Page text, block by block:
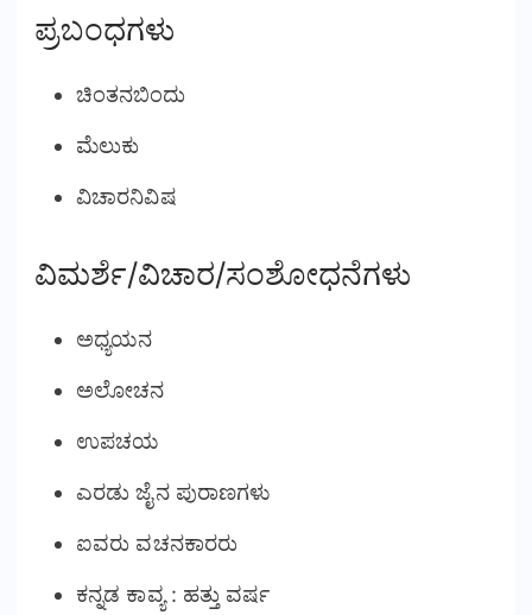
ಪ್ರಬಂಧಗಳು
ಚಿಂತನಬಿಂದು
ಮೆಲುಕು
ವಿಚಾರನಿವಿಷ
ವಿಮರ್ಶೆ/ವಿಚಾರ/ಸಂಶೋಧನೆಗಳು
ಅಧ್ಯಯನ
ಅಲೋಚನ
ಉಪಚಯ
ಎರಡು ಜೈನ ಪುರಾಣಗಳು
ಐವರು ವಚನಕಾರರು
ಕನ್ನಡ ಕಾವ್ಯ : ಹತ್ತು ವರ್ಷ